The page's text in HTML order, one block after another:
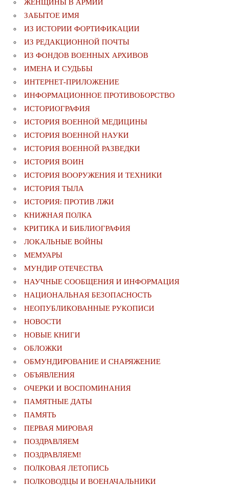
ЖЕНЩИНЫ В АРМИИ
ЗАБЫТОЕ ИМЯ
ИЗ ИСТОРИИ ФОРТИФИКАЦИИ
ИЗ РЕДАКЦИОННОЙ ПОЧТЫ
ИЗ ФОНДОВ ВОЕННЫХ АРХИВОВ
ИМЕНА И СУДЬБЫ
ИНТЕРНЕТ-ПРИЛОЖЕНИЕ
ИНФОРМАЦИОННОЕ ПРОТИВОБОРСТВО
ИСТОРИОГРАФИЯ
ИСТОРИЯ ВОЕННОЙ МЕДИЦИНЫ
ИСТОРИЯ ВОЕННОЙ НАУКИ
ИСТОРИЯ ВОЕННОЙ РАЗВЕДКИ
ИСТОРИЯ ВОИН
ИСТОРИЯ ВООРУЖЕНИЯ И ТЕХНИКИ
ИСТОРИЯ ТЫЛА
ИСТОРИЯ: ПРОТИВ ЛЖИ
КНИЖНАЯ ПОЛКА
КРИТИКА И БИБЛИОГРАФИЯ
ЛОКАЛЬНЫЕ ВОЙНЫ
МЕМУАРЫ
МУНДИР ОТЕЧЕСТВА
НАУЧНЫЕ СООБЩЕНИЯ И ИНФОРМАЦИЯ
НАЦИОНАЛЬНАЯ БЕЗОПАСНОСТЬ
НЕОПУБЛИКОВАННЫЕ РУКОПИСИ
НОВОСТИ
НОВЫЕ КНИГИ
ОБЛОЖКИ
ОБМУНДИРОВАНИЕ И СНАРЯЖЕНИЕ
ОБЪЯВЛЕНИЯ
ОЧЕРКИ И ВОСПОМИНАНИЯ
ПАМЯТНЫЕ ДАТЫ
ПАМЯТЬ
ПЕРВАЯ МИРОВАЯ
ПОЗДРАВЛЯЕМ
ПОЗДРАВЛЯЕМ!
ПОЛКОВАЯ ЛЕТОПИСЬ
ПОЛКОВОДЦЫ И ВОЕНАЧАЛЬНИКИ